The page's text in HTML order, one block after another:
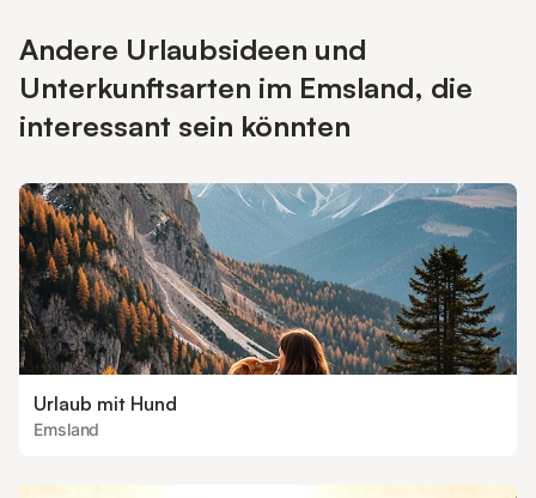
Andere Urlaubsideen und
Unterkunftsarten im Emsland, die
interessant sein könnten
Urlaub mit Hund
Emsland